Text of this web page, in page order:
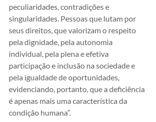
peculiaridades, contradições e
singularidades. Pessoas que lutam por
seus direitos, que valorizam o respeito
pela dignidade, pela autonomia
individual, pela plena e efetiva
participação e inclusão na sociedade e
pela igualdade de oportunidades,
evidenciando, portanto, que a deficiência
é apenas mais uma característica da
condição humana”.